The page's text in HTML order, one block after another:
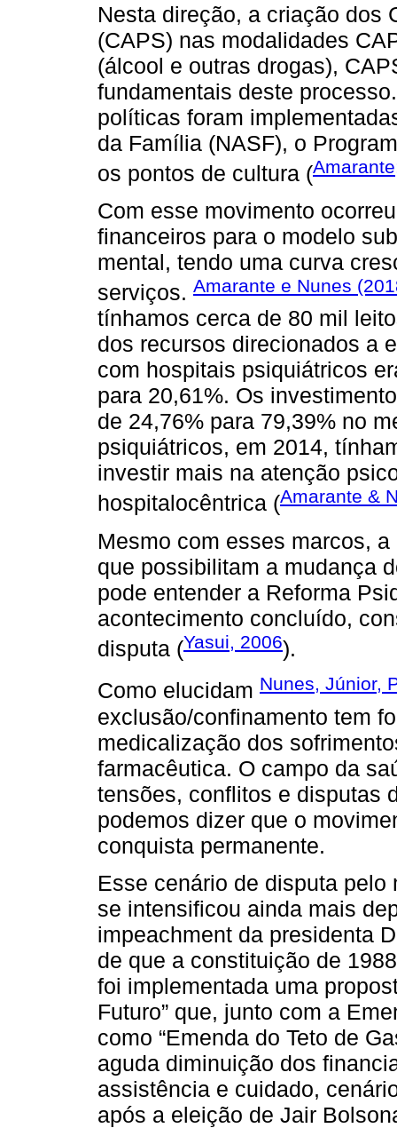
Nesta direção, a criação dos
(CAPS) nas modalidades
(álcool e outras drogas),
fundamentais deste
políticas foram
da Família (NASF), o
os pontos de cultura (
Com esse movimento
financeiros para o modelo
mental, tendo uma curva
serviços. Amarante e Nunes
tínhamos cerca de 80 mil
dos recursos direcionados a
com hospitais psiquiátricos
para 20,61%. Os
de 24,76% para 79,39% no
psiquiátricos, em 2014,
investir mais na atenção
hospitalocêntrica (Amarante &
Mesmo com esses marcos,
que possibilitam a mudança
pode entender a Reforma
acontecimento concluído,
disputa (Yasui, 2006).
Como elucidam Nunes, Júnior,
exclusão/confinamento tem
medicalização dos
farmacêutica. O campo da
tensões, conflitos e disputas
podemos dizer que o
conquista permanente.
Esse cenário de disputa
se intensificou ainda mais
impeachment da presidenta
de que a constituição de
foi implementada uma
Futuro” que, junto com a
como “Emenda do Teto de
aguda diminuição dos
assistência e cuidado,
após a eleição de Jair